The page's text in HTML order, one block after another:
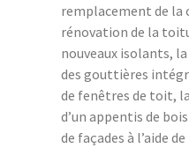
remplacement de la
rénovation de la
nouveaux isolants, la
des gouttières
de fenêtres de toit, la
d’un appentis de
de façades à l’aide